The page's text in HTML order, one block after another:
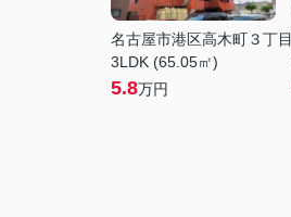
名古屋市港区高木町３丁目
3LDK (65.05㎡)
5.8万円